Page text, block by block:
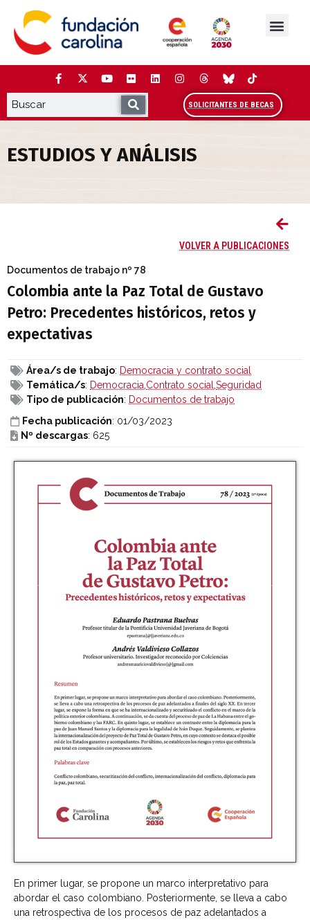
contenido
SOLICITANTES DE BECAS
ESTUDIOS Y ANÁLISIS
VOLVER A PUBLICACIONES
Documentos de trabajo nº 78
Colombia ante la Paz Total de Gustavo
Petro: Precedentes históricos, retos y
expectativas
Área/s de trabajo: Democracia y contrato social
Temática/s: Democracia,Contrato social,Seguridad
Tipo de publicación: Documentos de trabajo
Fecha publicación: 01/03/2023
Nº descargas: 625
En primer lugar, se propone un marco interpretativo para
abordar el caso colombiano. Posteriormente, se lleva a cabo
una retrospectiva de los procesos de paz adelantados a